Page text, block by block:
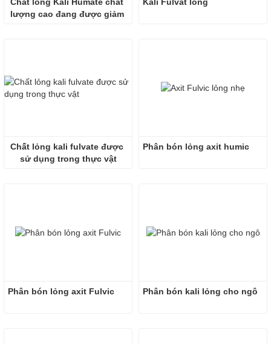
lượng cao đang được giảm
Chất lỏng kali fulvate được
sử dụng trong thực vật
Phân bón lỏng axit humic
Phân bón lỏng axit Fulvic Phân bón kali lỏng cho ngô